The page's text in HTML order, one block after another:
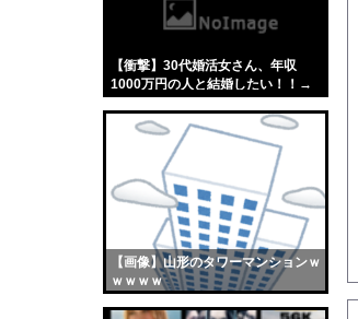
【衝撃】30代婚活女さん、年収
1000万円の人と結婚したい！！→
な？？？？？？？
【画像】山形のタワーマンションｗ
ｗｗｗｗ